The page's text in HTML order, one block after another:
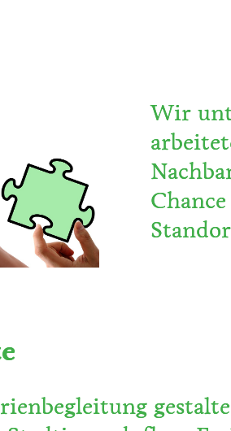
Wir